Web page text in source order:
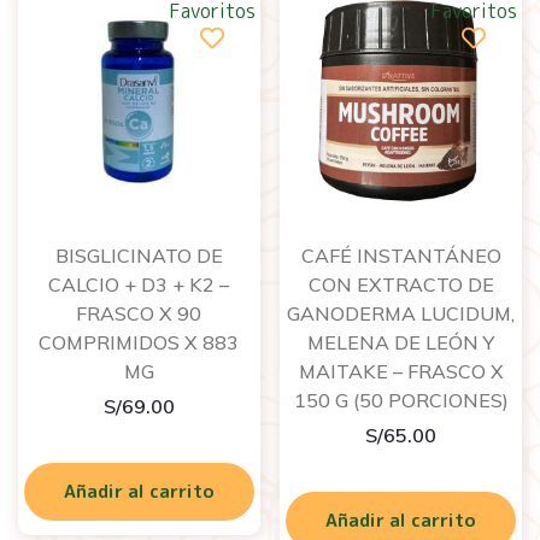
BISGLICINATO DE
CALCIO + D3 + K2 –
FRASCO X 90
COMPRIMIDOS X 883
MG
S/69.00
Añadir al carrito
Favoritos
CAFÉ INSTANTÁNEO
CON EXTRACTO DE
GANODERMA LUCIDUM,
MELENA DE LEÓN Y
MAITAKE – FRASCO X
150 G (50 PORCIONES)
S/65.00
Añadir al carrito
Favoritos